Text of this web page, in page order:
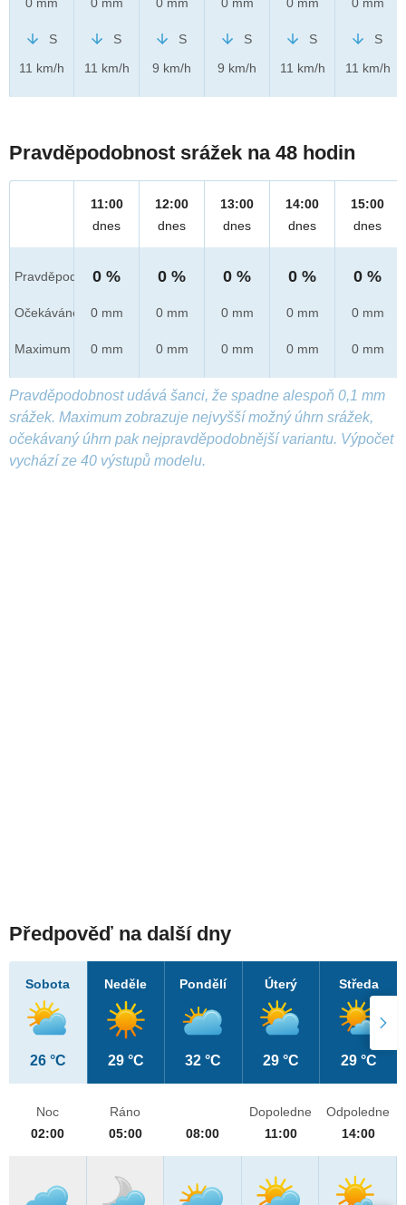
S
11 km/h
S
11 km/h
S
9 km/h
S
9 km/h
S
11 km/h
S
11 km/h
Pravděpodobnost srážek na 48 hodin
Pravděpod.
Očekáváno
Maximum
11:00
dnes
0 %
0 mm
0 mm
12:00
dnes
0 %
0 mm
0 mm
13:00
dnes
0 %
0 mm
0 mm
14:00
dnes
0 %
0 mm
0 mm
15:00
dnes
0 %
0 mm
0 mm
Pravděpodobnost udává šanci, že spadne alespoň 0,1 mm
srážek. Maximum zobrazuje nejvyšší možný úhrn srážek,
očekávaný úhrn pak nejpravděpodobnější variantu. Výpočet
vychází ze 40 výstupů modelu.
Předpověď na další dny
Sobota
26 °C
Neděle
29 °C
Pondělí
32 °C
Úterý
29 °C
Středa
29 °C
Noc
02:00
Ráno
05:00
08:00
Dopoledne
11:00
Odpoledne
14:00